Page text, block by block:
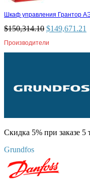
Шкаф управления Грантор
$150,314.10 $149,671.21
Производители
Скидка 5% при заказе 5
Grundfos